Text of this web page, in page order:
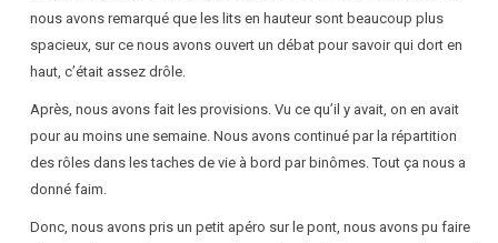
nous avons remarqué que les lits en hauteur sont beaucoup plus
spacieux, sur ce nous avons ouvert un débat pour savoir qui dort en
haut, c’était assez drôle.
Après, nous avons fait les provisions. Vu ce qu’il y avait, on en avait
pour au moins une semaine. Nous avons continué par la répartition
des rôles dans les taches de vie à bord par binômes. Tout ça nous a
donné faim.
Donc, nous avons pris un petit apéro sur le pont, nous avons pu faire